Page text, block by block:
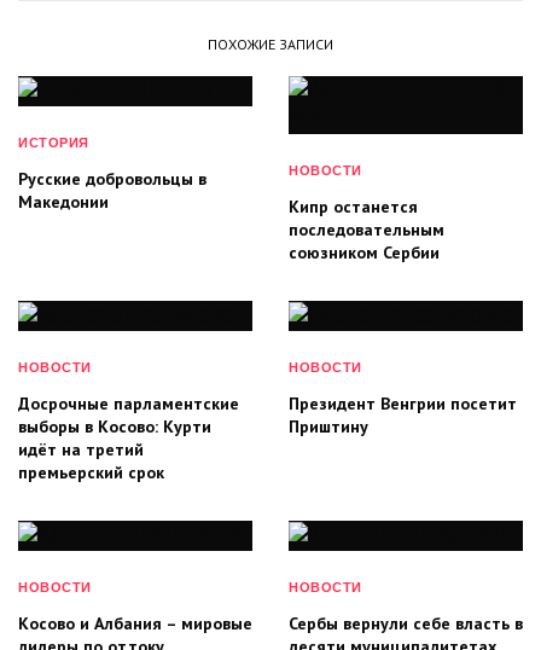
ПОХОЖИЕ ЗАПИСИ
ИСТОРИЯ
Русские добровольцы в
Македонии
НОВОСТИ
Кипр останется
последовательным
союзником Сербии
НОВОСТИ
Досрочные парламентские
выборы в Косово: Курти
идёт на третий
премьерский срок
НОВОСТИ
Президент Венгрии посетит
Приштину
НОВОСТИ
Косово и Албания – мировые
НОВОСТИ
Сербы вернули себе власть в